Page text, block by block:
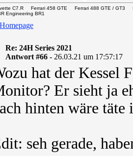
C7.R Ferrari 458 GTE Ferrari 488 GTE /
Engineering BR1
Re: 24H Series 2021
Antwort #66 - 26.03.21 um 17:57:17
hat der Kessel
Er sieht ja
hinten wäre täte
seh gerade,